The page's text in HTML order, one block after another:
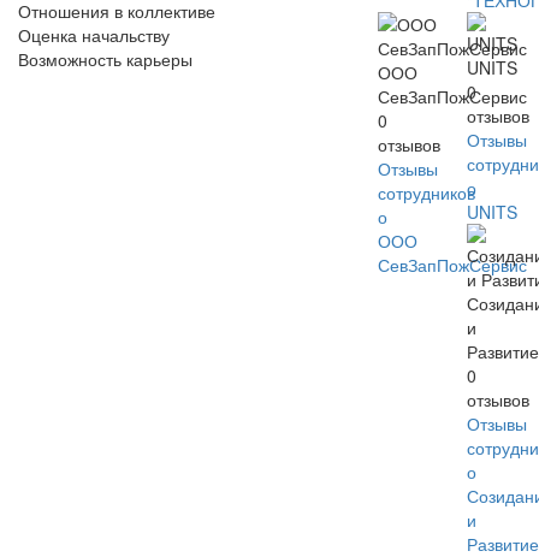
Отношения в коллективе
Оценка начальству
Возможность карьеры
ООО
СевЗапПожСервис
0
отзывов
Отзывы
сотрудников
о
ООО
СевЗапПожСервис
UNITS
0
отзывов
Отзывы
о
UNITS
и
Развитие
0
отзывов
Отзывы
о
и
Развитие